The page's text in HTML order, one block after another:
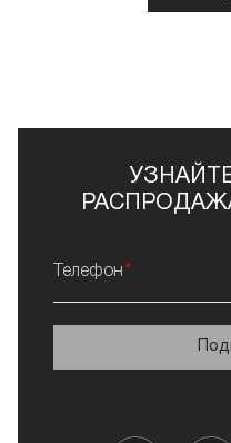
Телефон